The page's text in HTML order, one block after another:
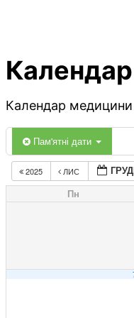
Календар медицини
Пам'ятні дати
2025 ЛИС
Пн